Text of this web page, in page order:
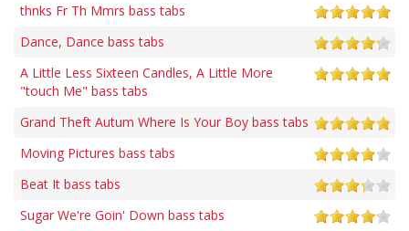
thnks Fr Th Mmrs bass tabs
Dance, Dance bass tabs
A Little Less Sixteen Candles, A Little More
"touch Me" bass tabs
Grand Theft Autum Where Is Your Boy bass tabs
Moving Pictures bass tabs
Beat It bass tabs
Sugar We're Goin' Down bass tabs